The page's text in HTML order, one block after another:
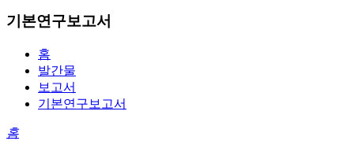
기본연구보고서
홈
발간물
보고서
기본연구보고서
홈